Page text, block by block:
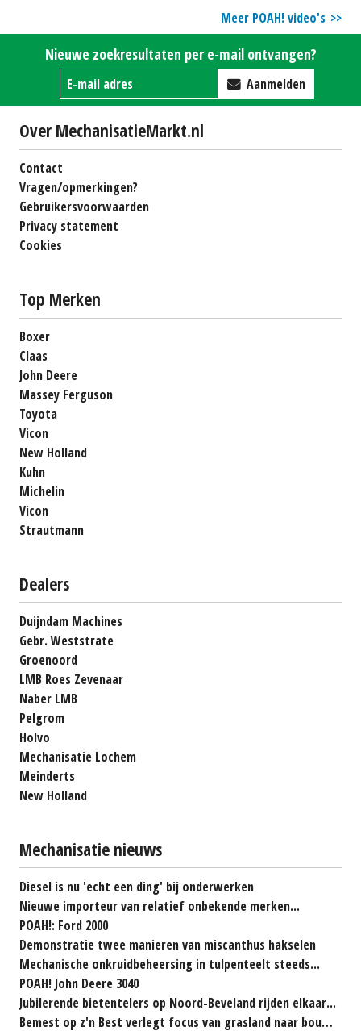
Meer POAH! video's
Nieuwe zoekresultaten per e-mail ontvangen?
Aanmelden
Over MechanisatieMarkt.nl
Contact
Vragen/opmerkingen?
Gebruikersvoorwaarden
Privacy statement
Cookies
Top Merken
Boxer
Claas
John Deere
Massey Ferguson
Toyota
Vicon
New Holland
Kuhn
Michelin
Vicon
Strautmann
Dealers
Duijndam Machines
Gebr. Weststrate
Groenoord
LMB Roes Zevenaar
Naber LMB
Pelgrom
Holvo
Mechanisatie Lochem
Meinderts
New Holland
Mechanisatie nieuws
Diesel is nu 'echt een ding' bij onderwerken
Nieuwe importeur van relatief onbekende merken...
POAH!: Ford 2000
Demonstratie twee manieren van miscanthus hakselen
Mechanische onkruidbeheersing in tulpenteelt steeds...
POAH! John Deere 3040
Jubilerende bietentelers op Noord-Beveland rijden elkaar...
Bemest op z'n Best verlegt focus van grasland naar bouwland